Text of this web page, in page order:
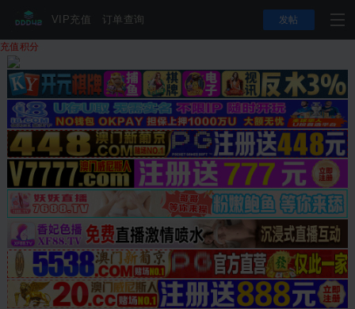
VIP充值 订单查询 发帖
充值积分